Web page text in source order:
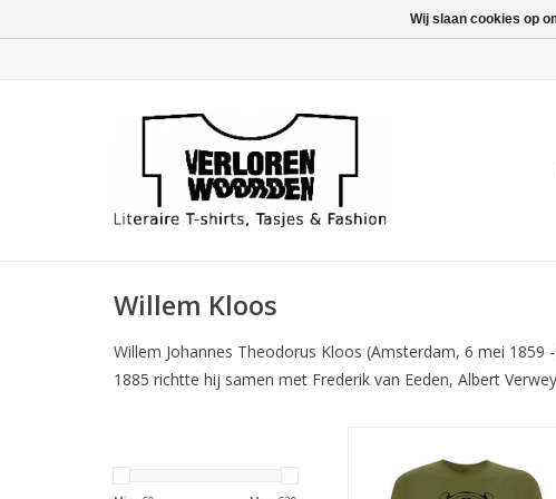
Willem Kloos
Willem Johannes Theodorus Kloos (Amsterdam, 6 mei
1885 richtte hij samen met Frederik van Eeden, Albert
door een Art Nouveau kader
genomen van een boekband uit
Wij slaan cookies op